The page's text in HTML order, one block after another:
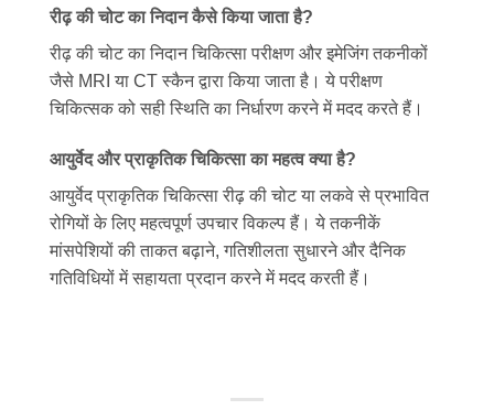
रीढ़ की चोट का निदान कैसे किया जाता है?
रीढ़ की चोट का निदान चिकित्सा परीक्षण और इमेजिंग तकनीकों
जैसे MRI या CT स्कैन द्वारा किया जाता है। ये परीक्षण
चिकित्सक को सही स्थिति का निर्धारण करने में मदद करते हैं।
आयुर्वेद और प्राकृतिक चिकित्सा का महत्व क्या है?
आयुर्वेद प्राकृतिक चिकित्सा रीढ़ की चोट या लकवे से प्रभावित
रोगियों के लिए महत्वपूर्ण उपचार विकल्प हैं। ये तकनीकें
मांसपेशियों की ताकत बढ़ाने, गतिशीलता सुधारने और दैनिक
गतिविधियों में सहायता प्रदान करने में मदद करती हैं।